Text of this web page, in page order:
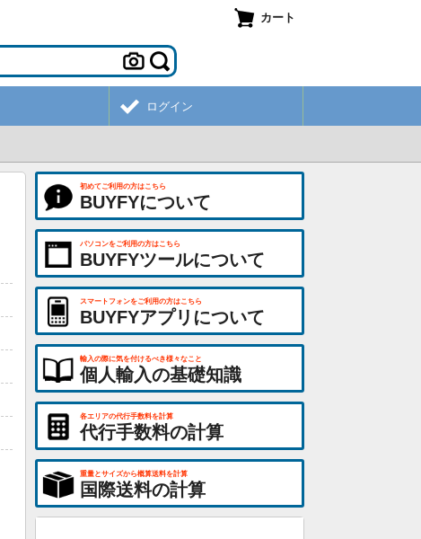
カート
ログイン
初めてご利用の方はこちら
BUYFYについて
パソコンをご利用の方はこちら
BUYFYツールについて
スマートフォンをご利用の方はこちら
BUYFYアプリについて
輸入の際に気を付けるべき様々なこと
個人輸入の基礎知識
各エリアの代行手数料を計算
代行手数料の計算
重量とサイズから概算送料を計算
国際送料の計算